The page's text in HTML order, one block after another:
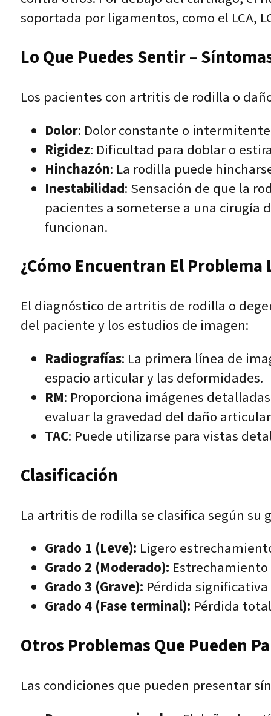
soportada por ligamentos, como el LCA,
Lo Que Puedes Sentir –
Los pacientes con artritis de rodilla o
Dolor: Dolor constante o
Rigidez: Dificultad para doblar o
Hinchazón: La rodilla puede
Inestabilidad: Sensación de que la
pacientes a someterse a una cirugía
funcionan.
¿Cómo Encuentran El Problema
El diagnóstico de artritis de rodilla o
del paciente y los estudios de imagen:
Radiografías: La primera línea de
espacio articular y las deformidades.
RM: Proporciona imágenes
evaluar la gravedad del daño
TAC: Puede utilizarse para vistas
Clasificación
La artritis de rodilla se clasifica según su
Grado 1 (Leve): Ligero
Grado 2 (Moderado):
Grado 3 (Grave): Pérdida
Grado 4 (Fase terminal): Pérdida
Otros Problemas Que Pueden
Las condiciones que pueden presentar